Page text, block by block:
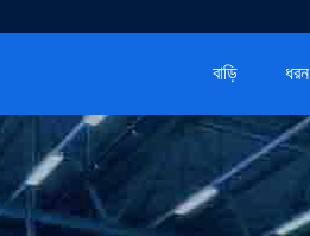
বাড়ি ধরন